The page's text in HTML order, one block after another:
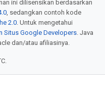
ini dilisensikan berdasarkan
, sedangkan contoh kode
2.0. Untuk mengetahui
Situs Google Developers. Java
dan/atau afiliasinya.